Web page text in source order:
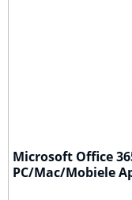
Microsoft Office
PC/Mac/Mobiele